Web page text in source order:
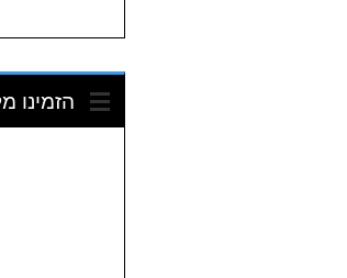
הזמינו